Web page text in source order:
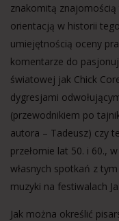
znakomitą znajomością
orientacją w historii
umiejętnością oceny
komentarze do
światowej jak Chick
dygresjami
(przewodnikiem po
autora – Tadeusz) czy
przełomie lat 50. i 60.,
własnych spotkań z
muzyki na festiwalach
Jak można określić